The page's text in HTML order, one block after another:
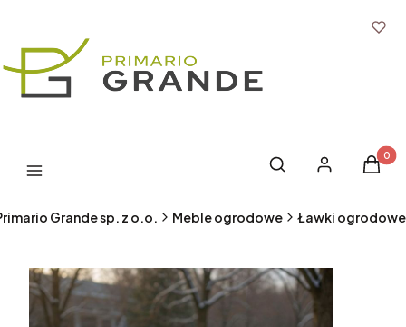
Menu Otwórz
Szukaj Zaloguj sięKoszyk
Grande sp. z o.o. Meble ogrodowe Ławki ogrodowe